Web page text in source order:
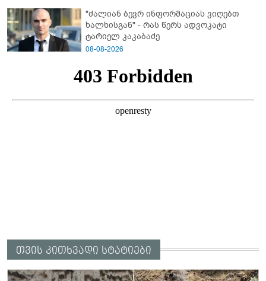
გაუსწორდნენ?
"ძალიან ბევრ ინფორმაციას ვიღებთ
ხალხისგან" - რას წერს ადვოკატი
ტარიელ კაკაბაძე
08-08-2026
თვის კითხვადი სტატიები